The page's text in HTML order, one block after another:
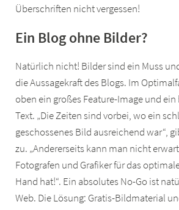
Überschriften nicht vergessen!
Ein Blog ohne Bilder?
Natürlich nicht! Bilder sind ein Muss
die Aussagekraft des Blogs. Im
oben ein großes Feature-Image und
Text. „Die Zeiten sind vorbei, wo ein
geschossenes Bild ausreichend war“,
zu. „Andererseits kann man nicht
Fotografen und Grafiker für das
Hand hat!“. Ein absolutes No-Go ist
Web. Die Lösung: Gratis-Bildmaterial